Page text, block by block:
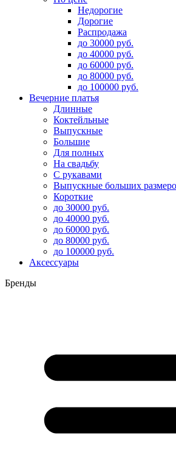
Недорогие
Дорогие
Распродажа
до 30000 руб.
до 40000 руб.
до 60000 руб.
до 80000 руб.
до 100000 руб.
Вечерние платья
Длинные
Коктейльные
Выпускные
Большие
Для полных
На свадьбу
С рукавами
Выпускные больших
Короткие
до 30000 руб.
до 40000 руб.
до 60000 руб.
до 80000 руб.
до 100000 руб.
Аксессуары
Бренды